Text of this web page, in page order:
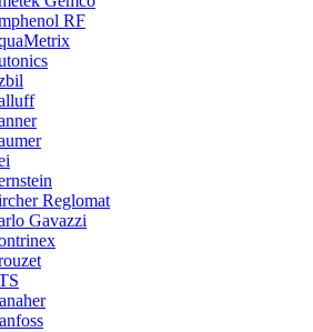
RF
Reglomat
Gavazzi